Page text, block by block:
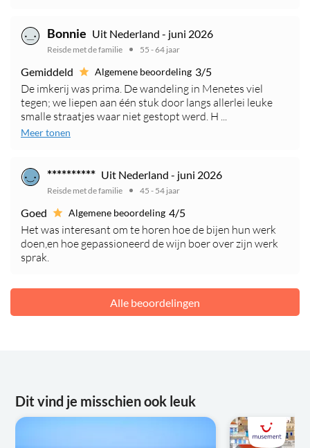
Bonnie Uit Nederland - juni 2026
Reisde met de familie 55 - 64 jaar
Gemiddeld Algemene beoordeling 3/5
De imkerij was prima. De wandeling in Menetes viel
tegen; we liepen aan één stuk door langs allerlei leuke
smalle straatjes waar niet gestopt werd. H ...
Meer tonen
********** Uit Nederland - juni 2026
Reisde met de familie 45 - 54 jaar
Goed Algemene beoordeling 4/5
Het was interesant om te horen hoe de bijen hun werk
doen,en hoe gepassioneerd de wijn boer over zijn werk
sprak.
Alle beoordelingen
Dit vind je misschien ook leuk